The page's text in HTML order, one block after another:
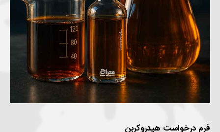
فرم درخواست هیدروکربن